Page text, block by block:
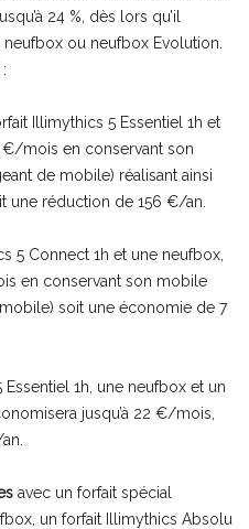
24 %, dès lors qu’il
ou neufbox Evolution.
:
Illimythics 5 Essentiel 1h et
mois en conservant son
de mobile) réalisant ainsi
réduction de 156 €/an.
5 Connect 1h et une neufbox,
en conservant son mobile
soit une économie de 7
1h, une neufbox et un
jusqu’à 22 €/mois,
avec un forfait spécial
un forfait Illimythics Absolu